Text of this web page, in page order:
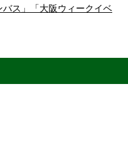
ス」「大阪ウィークイベ